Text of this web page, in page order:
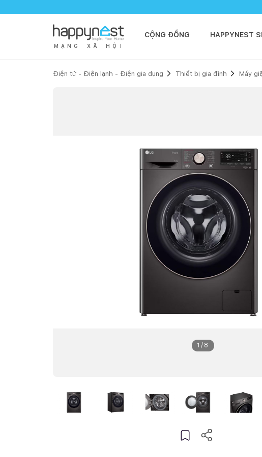
M Ạ N G X Ã H Ộ I
CỘNG ĐỒNG HAPPYNEST
Điện tử - Điện lạnh - Điện gia dụng Thiết bị gia đình Máy
1 / 8